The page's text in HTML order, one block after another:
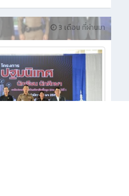
3 เดือน ที่ผ่านมา